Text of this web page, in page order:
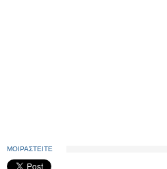
ΜΟΙΡΑΣΤΕΙΤΕ